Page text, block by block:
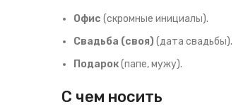
Офис (скромные инициалы).
Свадьба (своя) (дата свадьбы).
Подарок(папе, мужу).
С чем носить